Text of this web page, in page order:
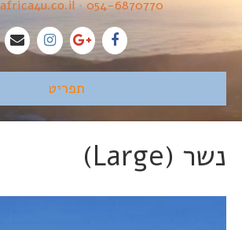
054-6870770
•
תפריט
נשר (Large)